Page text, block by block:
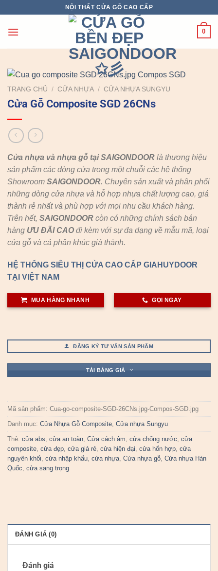
nội
NỘI THẤT CỬA GỖ CAO CẤP
0
TRANG CHỦ / CỬA NHỰA / CỬA NHỰA SUNGYU
Cửa Gỗ Composite SGD 26CNs
Cửa nhựa và nhựa gỗ tại SAIGONDOOR là thương hiệu
sản phẩm các dòng cửa trong một chuỗi các hệ thống
Showroom SAIGONDOOR. Chuyên sản xuất và phân phối
những dòng cửa nhựa và hỗ hợp nhựa chất lượng cao, giá
thành rẻ nhất và phù hợp với mọi nhu cầu khách hàng.
Trên hết, SAIGONDOOR còn có những chính sách bán
hàng ƯU ĐÃI CAO đi kèm với sự đa dạng về mẫu mã, loại
cửa gỗ và cả phân khúc giá thành.
HỆ THỐNG SIÊU THỊ CỬA CAO CẤP GIAHUYDOOR
TẠI VIỆT NAM
MUA HÀNG NHANH GỌI NGAY
ĐĂNG KÝ TƯ VẤN SẢN PHẨM
TẢI BẢNG GIÁ
Mã sản phẩm: Cua-go-composite-SGD-26CNs.jpg-Compos-SGD.jpg
Danh mục: Cửa Nhựa Gỗ Composite, Cửa nhựa Sungyu
Thẻ: cửa abs, cửa an toàn, Cửa cách âm, cửa chống nước, cửa
composite, cửa đẹp, cửa giá rẻ, cửa hiện đại, cửa hổn hợp, cửa
nguyên khối, cửa nhập khẩu, cửa nhựa, Cửa nhựa gỗ, Cửa nhựa Hàn
Quốc, cửa sang trọng
ĐÁNH GIÁ (0)
Đánh giá